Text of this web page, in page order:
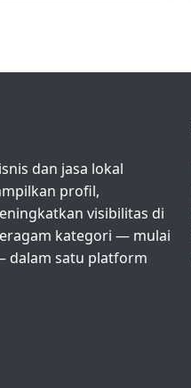
dan jasa lokal
profil,
visibilitas di
kategori — mulai
dalam satu platform